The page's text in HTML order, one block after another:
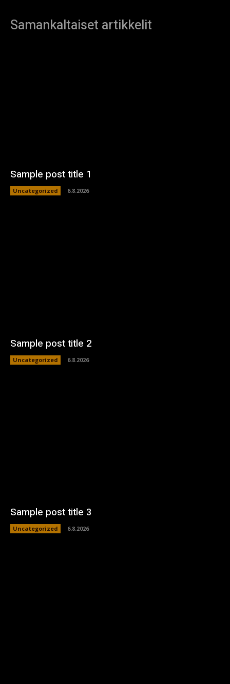
Samankaltaiset artikkelit
Sample post title 1
Uncategorized 6.8.2026
Sample post title 2
Uncategorized 6.8.2026
Sample post title 3
Uncategorized 6.8.2026